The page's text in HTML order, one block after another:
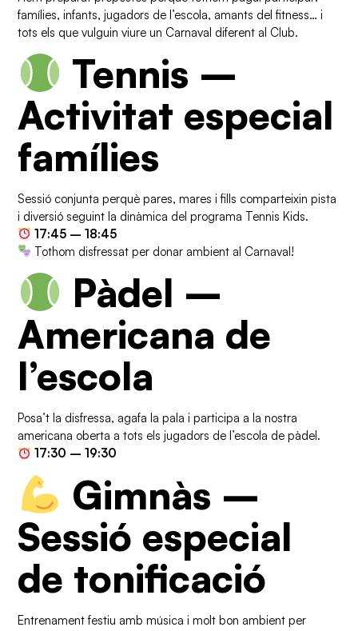
famílies, infants, jugadors de l’escola, amants del fitness… i
tots els que vulguin viure un Carnaval diferent al Club.
Tennis –
Activitat especial
famílies
Sessió conjunta perquè pares, mares i fills comparteixin pista
i diversió seguint la dinàmica del programa Tennis Kids.
17:45 – 18:45
Tothom disfressat per donar ambient al Carnaval!
Pàdel –
Americana de
l’escola
Posa’t la disfressa, agafa la pala i participa a la nostra
americana oberta a tots els jugadors de l’escola de pàdel.
17:30 – 19:30
Gimnàs –
Sessió especial
de tonificació
Entrenament festiu amb música i molt bon ambient per